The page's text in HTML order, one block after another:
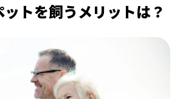
トを飼うメリットは？